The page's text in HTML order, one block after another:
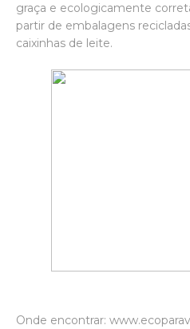
graça e ecologicamente
partir de embalagens
caixinhas de leite.
Onde encontrar: